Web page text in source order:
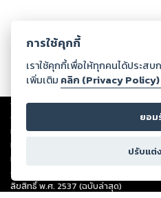
Copyright ©2026Storylog Co., Ltd.
ต่อผลงานหรือเนื้อหาใดที่อัปโหลดผ่านเว็บ
ทรัพย์สินทางปัญญาของบุคคลอื่นหรือขัด
ทุกท่านโปรดใช้วิจารณญาณในการกลั่นกร
หนึ่งส่วนใดขัดต่อกฎหมายและศีลธรรม ก
ดำเนินการในทันที ทั้งนี้ ทางสตอรี่ล็อกข
ลิขสิทธิ์ พ.ศ. 2537 (ฉบับล่าสุด)
การใช้คุกกี้
เราใช้คุกกี้เพื่อให้ทุกคนได้ประส
เพิ่มเติม คลิก (Privacy
ยอม
ปรับแต่